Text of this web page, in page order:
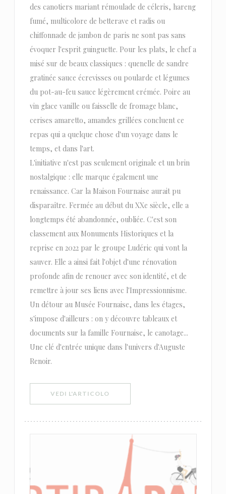
des canotiers mariant rémoulade de céleris, hareng
fumé, multicolore de betterave et radis ou
chiffonnade de jambon de paris ne sont pas sans
évoquer l'esprit guinguette. Pour les plats, le chef a
misé sur de beaux classiques : quenelle de sandre
gratinée sauce écrevisses ou poularde et légumes
du pot-au-feu sauce légèrement crémée. Poire au
vin glace vanille ou faisselle de fromage blanc,
cerises amaretto, amandes grillées concluent ce
repas qui a quelque chose d'un voyage dans le
temps, et dans l'art.
L'initiative n'est pas seulement originale et un brin
nostalgique : elle marque également une
renaissance. Car la Maison Fournaise aurait pu
disparaître. Fermée au début du XXe siècle, elle a
longtemps été abandonnée, oubliée. C'est son
classement aux Monuments Historiques et la
reprise en 2022 par le groupe Ludéric qui vont la
sauver. Elle a ainsi fait l'objet d'une rénovation
profonde afin de renouer avec son identité, et de
remettre à jour ses liens avec l'Impressionnisme.
Un détour au Musée Fournaise, dans les étages,
s'impose d'ailleurs : on y découvre tableaux et
documents sur la famille Fournaise, le canotage...
Une clé d'entrée unique dans l'univers d'Auguste
Renoir.
VEDI L'ARTICOLO